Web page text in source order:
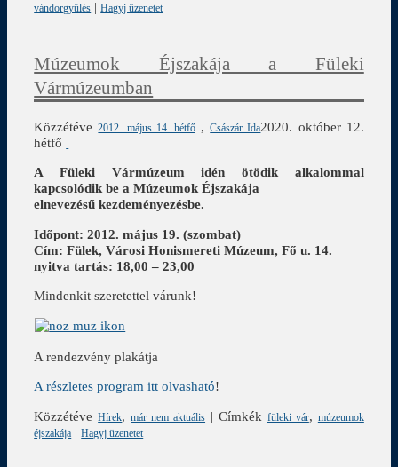
vándorgyűlés |Hagyj üzenetet
Múzeumok Éjszakája a Füleki
Vármúzeumban
Közzétéve2012. május 14. hétfő ,Császár Ida2020. október 12.
hétfő
A Füleki Vármúzeum idén ötödik alkalommal
kapcsolódik be a Múzeumok Éjszakája
elnevezésű kezdeményezésbe.
Időpont: 2012. május 19. (szombat)
Cím: Fülek, Városi Honismereti Múzeum, Fő u. 14.
nyitva tartás: 18,00 – 23,00
Mindenkit szeretettel várunk!
A rendezvény plakátja
A részletes program itt olvasható!
Közzétéve Hírek,már nem aktuális | Címkék füleki vár, múzeumok
éjszakája |Hagyj üzenetet